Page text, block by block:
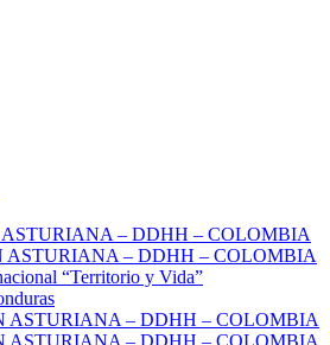
– DDHH – COLOMBIA
ASTURIANA – DDHH – COLOMBIA
“Territorio y Vida”
ASTURIANA – DDHH – COLOMBIA
ASTURIANA – DDHH – COLOMBIA